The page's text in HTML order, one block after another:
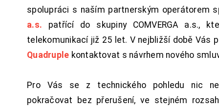
spolupráci s naším partnerským operátorem
a.s. patřící do skupiny COMVERGA a.s.,
telekomunikací již 25 let. V nejbližší době Vás
Quadruple kontaktovat s návrhem nového
Pro Vás se z technického pohledu nic
pokračovat bez přerušení, ve stejném